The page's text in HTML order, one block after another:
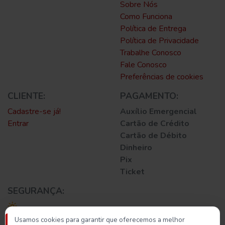
Sobre Nós
Como Funciona
Política de Entrega
Política de Privacidade
Trabalhe Conosco
Fale Conosco
Preferências de cookies
CLIENTE:
Cadastre-se já!
Entrar
PAGAMENTO:
Auxílio Emergencial
Cartão de Crédito
Cartão de Débito
Dinheiro
Pix
Ticket
SEGURANÇA:
Usamos cookies para garantir que oferecemos a melhor